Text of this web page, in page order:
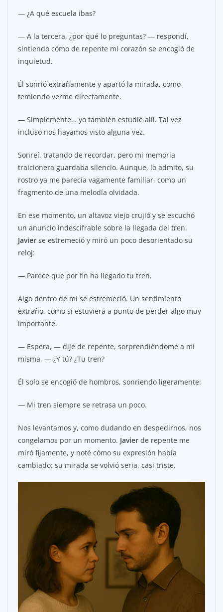
— ¿A qué escuela ibas?
— A la tercera, ¿por qué lo preguntas? — respondí,
sintiendo cómo de repente mi corazón se encogió de
inquietud.
Él sonrió extrañamente y apartó la mirada, como
temiendo verme directamente.
— Simplemente… yo también estudié allí. Tal vez
incluso nos hayamos visto alguna vez.
Sonreí, tratando de recordar, pero mi memoria
traicionera guardaba silencio. Aunque, lo admito, su
rostro ya me parecía vagamente familiar, como un
fragmento de una melodía olvidada.
En ese momento, un altavoz viejo crujió y se escuchó
un anuncio indescifrable sobre la llegada del tren.
Javier se estremeció y miró un poco desorientado su
reloj:
— Parece que por fin ha llegado tu tren.
Algo dentro de mí se estremeció. Un sentimiento
extraño, como si estuviera a punto de perder algo muy
importante.
— Espera, — dije de repente, sorprendiéndome a mí
misma, — ¿Y tú? ¿Tu tren?
Él solo se encogió de hombros, sonriendo ligeramente:
— Mi tren siempre se retrasa un poco.
Nos levantamos y, como dudando en despedirnos, nos
congelamos por un momento. Javier de repente me
miró fijamente, y noté cómo su expresión había
cambiado: su mirada se volvió seria, casi triste.